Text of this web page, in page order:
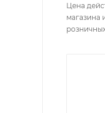
Цена
магазина